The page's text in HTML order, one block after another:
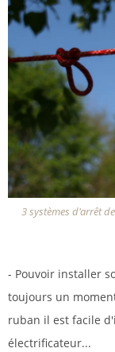
3 systèmes d'arrêt
- Pouvoir installer
toujours un
ruban il est facile
électrificateur...